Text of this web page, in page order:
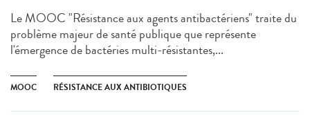
Le MOOC "Résistance aux agents antibactériens" traite du
problème majeur de santé publique que représente
l'émergence de bactéries multi-résistantes,...
MOOC RÉSISTANCE AUX ANTIBIOTIQUES